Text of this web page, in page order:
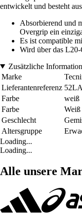
entwickelt und besteht
Absorbierend und
Overgrip ein
Es ist compatible
Wird über das
Zusätzliche
Marke
Lieferantenreferenz
Farbe
weiß
Farbe
Weiß
Geschlecht
Altersgruppe
Loading...
Loading...
Alle unsere